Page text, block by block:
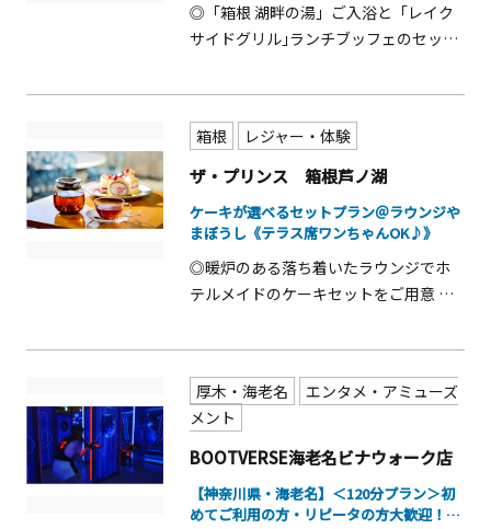
◎「箱根 湖畔の湯」ご入浴と「レイク
サイドグリル｣ランチブッフェのセット
けた当館で贅沢な時間をお過ごしくだ
さい ◎箱根西麓野菜などを使用したご
当地メニューも♪
箱根 レジャー・体験
ザ・プリンス 箱根芦ノ湖
ケーキが選べるセットプラン＠ラウンジや
まぼうし《テラス席ワンちゃんOK♪》
◎暖炉のある落ち着いたラウンジでホ
テルメイドのケーキセットをご用意 ◎
ただけます ◎テラス席はワンちゃんの
同席も可能です♪
厚木・海老名
エンタメ・アミューズ
メント
BOOTVERSE海老名ビナウォーク店
【神奈川県・海老名】＜120分プラン＞初
めてご利用の方・リピータの方大歓迎！デ